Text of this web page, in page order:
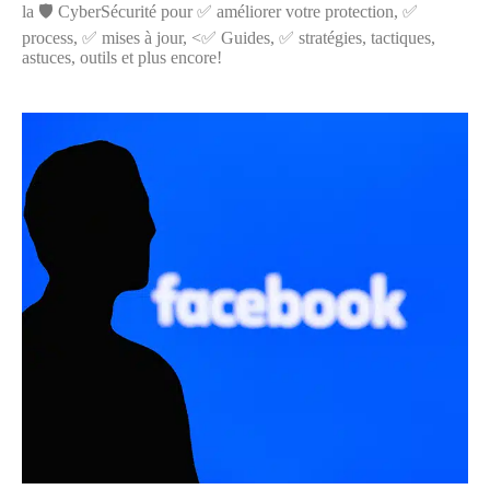
la 🛡️ CyberSécurité pour ✅ améliorer votre protection, ✅
process, ✅ mises à jour, <✅ Guides, ✅ stratégies, tactiques,
astuces, outils et plus encore!